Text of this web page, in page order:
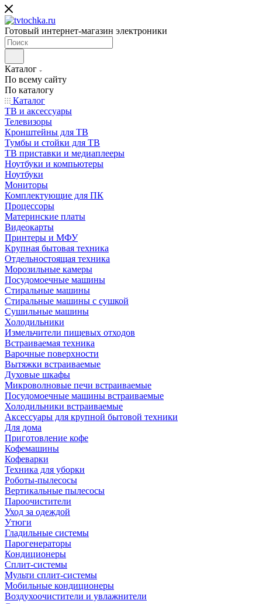
Готовый интернет-магазин электроники
Каталог
По всему сайту
По каталогу
Каталог
ТВ и аксессуары
Телевизоры
Кронштейны для ТВ
Тумбы и стойки для ТВ
ТВ приставки и медиаплееры
Ноутбуки и компьютеры
Ноутбуки
Мониторы
Комплектующие для ПК
Процессоры
Материнские платы
Видеокарты
Принтеры и МФУ
Крупная бытовая техника
Отдельностоящая техника
Морозильные камеры
Посудомоечные машины
Стиральные машины
Стиральные машины с сушкой
Сушильные машины
Холодильники
Измельчители пищевых отходов
Встраиваемая техника
Варочные поверхности
Вытяжки встраиваемые
Духовые шкафы
Микроволновые печи встраиваемые
Посудомоечные машины встраиваемые
Холодильники встраиваемые
Аксессуары для крупной бытовой техники
Для дома
Приготовление кофе
Кофемашины
Кофеварки
Техника для уборки
Роботы-пылесосы
Вертикальные пылесосы
Пароочистители
Уход за одеждой
Утюги
Гладильные системы
Парогенераторы
Кондиционеры
Сплит-системы
Мульти сплит-системы
Мобильные кондиционеры
Воздухоочистители и увлажнители